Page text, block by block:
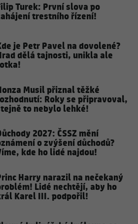
Turek: První slova po
trestního řízení!
je Petr Pavel na dovolené?
dělá tajnosti, unikla ale
Musil přiznal těžké
Roky se připravoval,
to nebylo lehké!
2027: ČSSZ mění
o zvýšení důchodů?
kde ho lidé najdou!
Harry narazil na nečekaný
Lidé nechtějí, aby ho
Karel III. podpořil!